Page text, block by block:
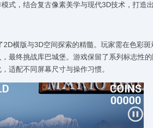
式，结合复古像素美学与现代3D技术，打造
横版与3D空间探索的精髓。玩家需在色彩
最终挑战库巴城堡。游戏保留了系列标志性
适配不同屏幕尺寸与操作习惯。